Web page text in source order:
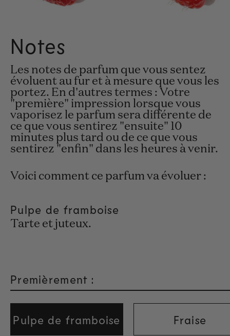
Notes
Les notes de parfum que vous sentez
évoluent au fur et à mesure que vous les
portez. En d'autres termes : Votre
"première" impression lorsque vous
vaporisez le parfum sera différente de
ce que vous sentirez "ensuite" 10
minutes plus tard ou de ce que vous
sentirez "enfin" dans les heures à venir.
Voici comment ce parfum va évoluer :
Pulpe de framboise
Tarte et juteux.
Premièrement :
Pulpe de framboise Fraise